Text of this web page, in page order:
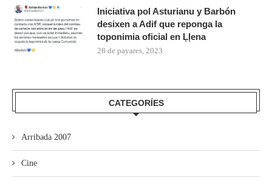
Iniciativa pol Asturianu y Barbón
desixen a Adif que reponga la
toponimia oficial en Ḷḷena
28 de payares, 2023
CATEGORÍES
Arribada 2007
Cine